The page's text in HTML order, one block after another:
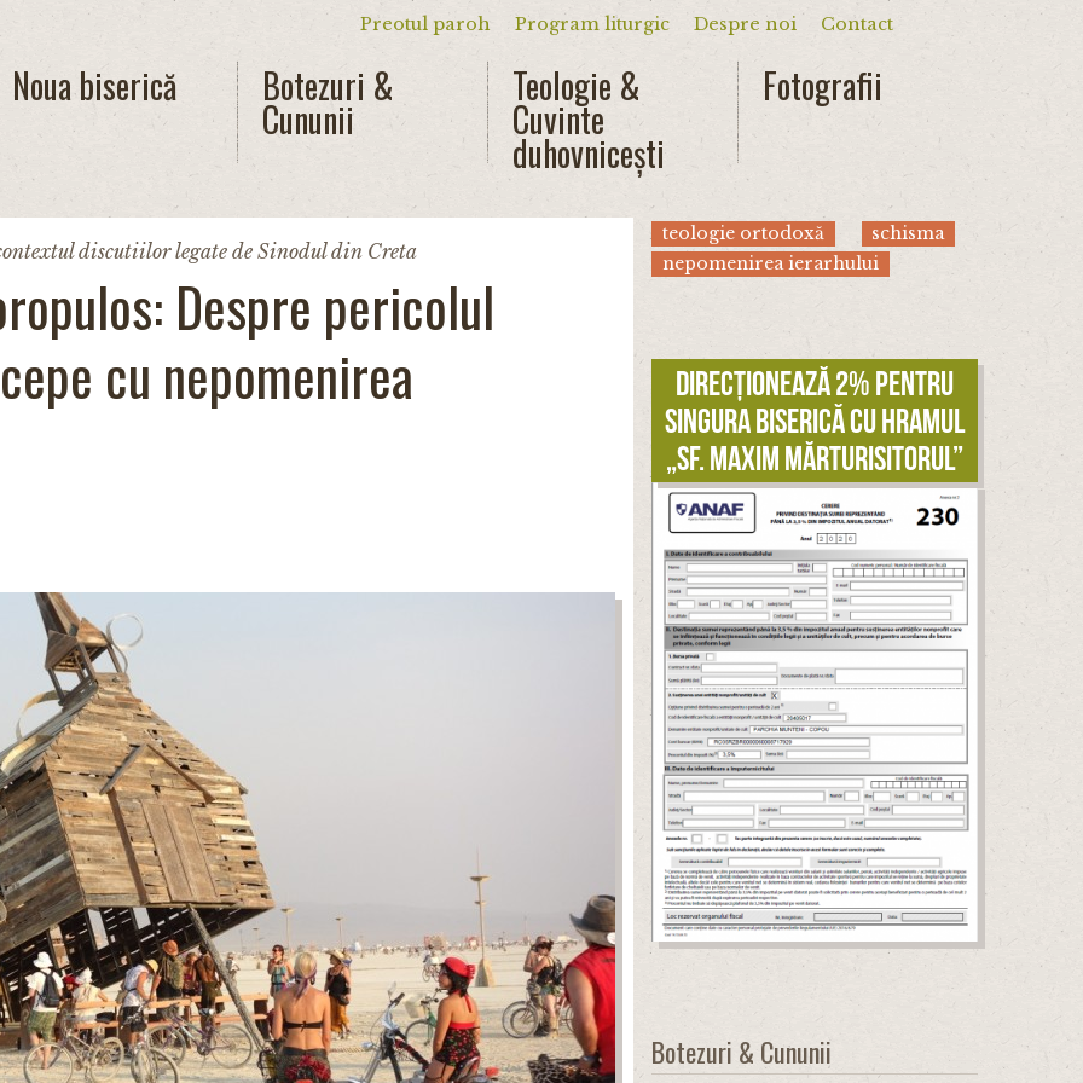
Meniu secundar
Preotul paroh Program liturgic Despre noi Contact
Noua biserică Botezuri &
Cununii
Teologie &
Cuvinte
duhovnicești
Fotografii
discutiilor legate de Sinodul din Creta
Despre pericolul
cu nepomenirea
teologie ortodoxă
schisma
nepomenirea ierarhului
Direcționează 2% pentru
singura biserică cu hramul
„Sf. Maxim Mărturisitorul”
Botezuri & Cununii